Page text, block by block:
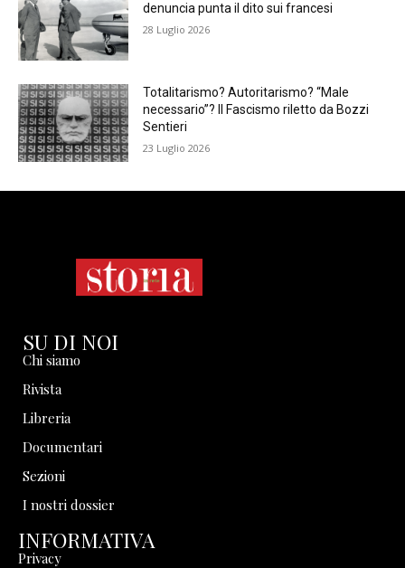
denuncia punta il dito sui francesi
28 Luglio 2026
Totalitarismo? Autoritarismo? “Male
necessario”? Il Fascismo riletto da Bozzi
Sentieri
23 Luglio 2026
SU DI NOI
Chi siamo
Rivista
Libreria
Documentari
Sezioni
I nostri dossier
INFORMATIVA
Privacy